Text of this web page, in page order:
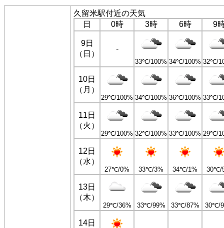
久留米駅付近の天気
日
0時 3時 6時 9
9日
（日）
-
33℃/100% 34℃/100% 32℃/
10日
（月）
29℃/100% 34℃/100% 36℃/100% 33℃/
11日
（火）
29℃/100% 32℃/100% 33℃/100% 29℃/
12日
（水）
27℃/0% 33℃/3% 34℃/1% 30℃/
13日
（木）
29℃/36% 33℃/99% 33℃/87% 30℃/
14日